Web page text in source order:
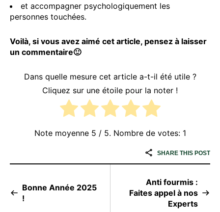
et accompagner psychologiquement les
personnes touchées.
Voilà, si vous avez aimé cet article, pensez à laisser
un commentaire🙂
Dans quelle mesure cet article a-t-il été utile ?
Cliquez sur une étoile pour la noter !
Note moyenne 5 / 5. Nombre de votes: 1
SHARE THIS POST
Bonne Année 2025
!
Anti fourmis :
Faites appel à nos
Experts